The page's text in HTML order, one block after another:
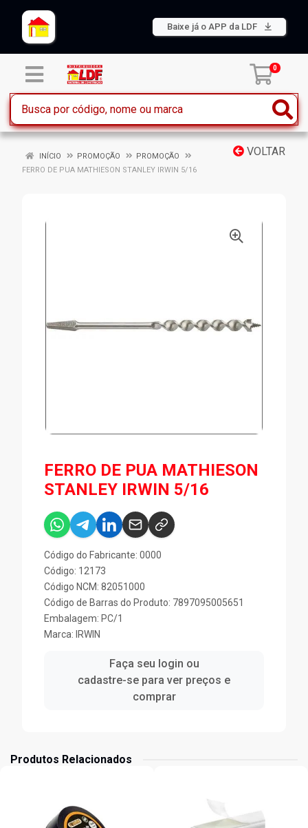
Baixe já o APP da LDF
0
VOLTAR
INÍCIO PROMOÇÃO
PROMOÇÃO
FERRO DE PUA MATHIESON STANLEY IRWIN 5/16
FERRO DE PUA MATHIESON
STANLEY IRWIN 5/16
Código do Fabricante: 0000
Código: 12173
Código NCM: 82051000
Código de Barras do Produto: 7897095005651
Embalagem: PC/1
Marca: IRWIN
Faça seu login ou
cadastre-se para ver preços e
comprar
Produtos Relacionados